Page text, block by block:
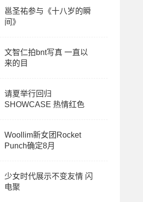
邕圣祐参与《十八岁的瞬
间》
文智仁拍bnt写真 一直以
来的目
请夏举行回归
SHOWCASE 热情红色
Woollim新女团Rocket
Punch确定8月
少女时代展示不变友情 闪
电聚